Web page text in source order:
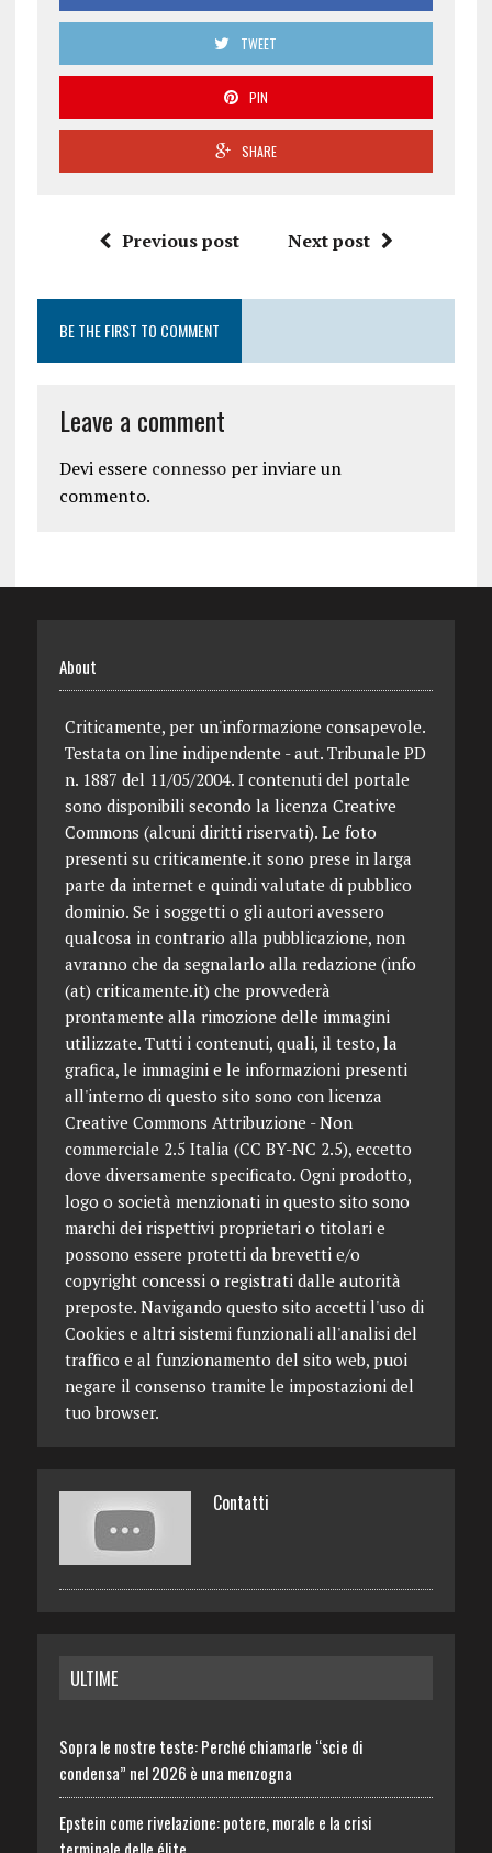
TWEET
PIN
SHARE
Previous post Next post
BE THE FIRST TO COMMENT
Leave a comment
Devi essere connessoper inviare un
commento.
About
Criticamente, per un'informazione consapevole.
Testata on line indipendente - aut. Tribunale PD
n. 1887 del 11/05/2004. I contenuti del portale
sono disponibili secondo la licenza Creative
Commons (alcuni diritti riservati). Le foto
presenti su criticamente.it sono prese in larga
parte da internet e quindi valutate di pubblico
dominio. Se i soggetti o gli autori avessero
qualcosa in contrario alla pubblicazione, non
avranno che da segnalarlo alla redazione (info
(at) criticamente.it) che provvederà
prontamente alla rimozione delle immagini
utilizzate. Tutti i contenuti, quali, il testo, la
grafica, le immagini e le informazioni presenti
all'interno di questo sito sono con licenza
Creative Commons Attribuzione - Non
commerciale 2.5 Italia (CC BY-NC 2.5), eccetto
dove diversamente specificato. Ogni prodotto,
logo o società menzionati in questo sito sono
marchi dei rispettivi proprietari o titolari e
possono essere protetti da brevetti e/o
copyright concessi o registrati dalle autorità
preposte. Navigando questo sito accetti l'uso di
Cookies e altri sistemi funzionali all'analisi del
traffico e al funzionamento del sito web, puoi
negare il consenso tramite le impostazioni del
tuo browser.
Contatti
ULTIME
Sopra le nostre teste: Perché chiamarle “scie di
condensa” nel 2026 è una menzogna
Epstein come rivelazione: potere, morale e la crisi
terminale delle élite